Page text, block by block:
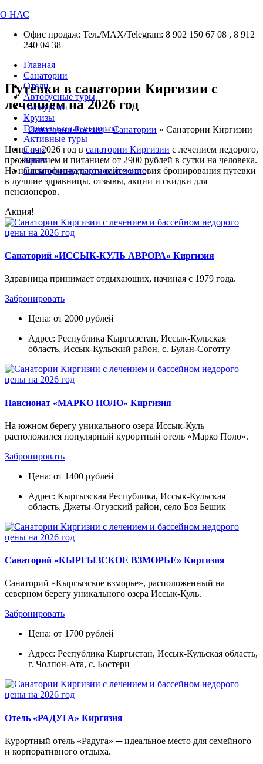
О НАС
Офис продаж: Тел./МАХ/Telegram: 8 902 150 67 08 , 8 912
240 04 38
Главная
Санатории
Отели
Автобусные туры
Экскурсии
Круизы
Горнолыжные курорты
Активные туры
Сочи
Крым
Санаторно-курортное лечение
Путевки в санатории Киргизии с
лечением на 2026 год
Санатории России»Санатории » Санатории Киргизии
Цены на 2026 год в санатории Киргизии с лечением недорого,
проживанием и питанием от 2900 рублей в сутки на человека.
На нашем официальном сайте условия бронирования путевки
в лучшие здравницы, отзывы, акции и скидки для
пенсионеров.
Акция!
Санаторий «ИССЫК-КУЛЬ АВРОРА» Киргизия
Здравница принимает отдыхающих, начиная с 1979 года.
Забронировать
Цена: от 2000 рублей
Адрес: Республика Кыргызстан, Иссык-Кульская
область, Иссык-Кульский район, с. Булан-Соготту
Пансионат «МАРКО ПОЛО» Киргизия
На южном берегу уникального озера Иссык-Куль
расположился популярный курортный отель «Марко Поло».
Забронировать
Цена: от 1400 рублей
Адрес: Кыргызская Республика, Иссык-Кульская
область, Джеты-Огузский район, село Боз Бешик
Санаторий «КЫРГЫЗСКОЕ ВЗМОРЬЕ» Киргизия
Санаторий «Кыргызское взморье», расположенный на
северном берегу уникального озера Иссык-Куль.
Забронировать
Цена: от 1700 рублей
Адрес: Республика Кыргыстан, Иссык-Кульская область,
г. Чолпон-Ата, с. Бостери
Отель «РАДУГА» Киргизия
Курортный отель «Радуга» ─ идеальное место для семейного
и корпоративного отдыха.